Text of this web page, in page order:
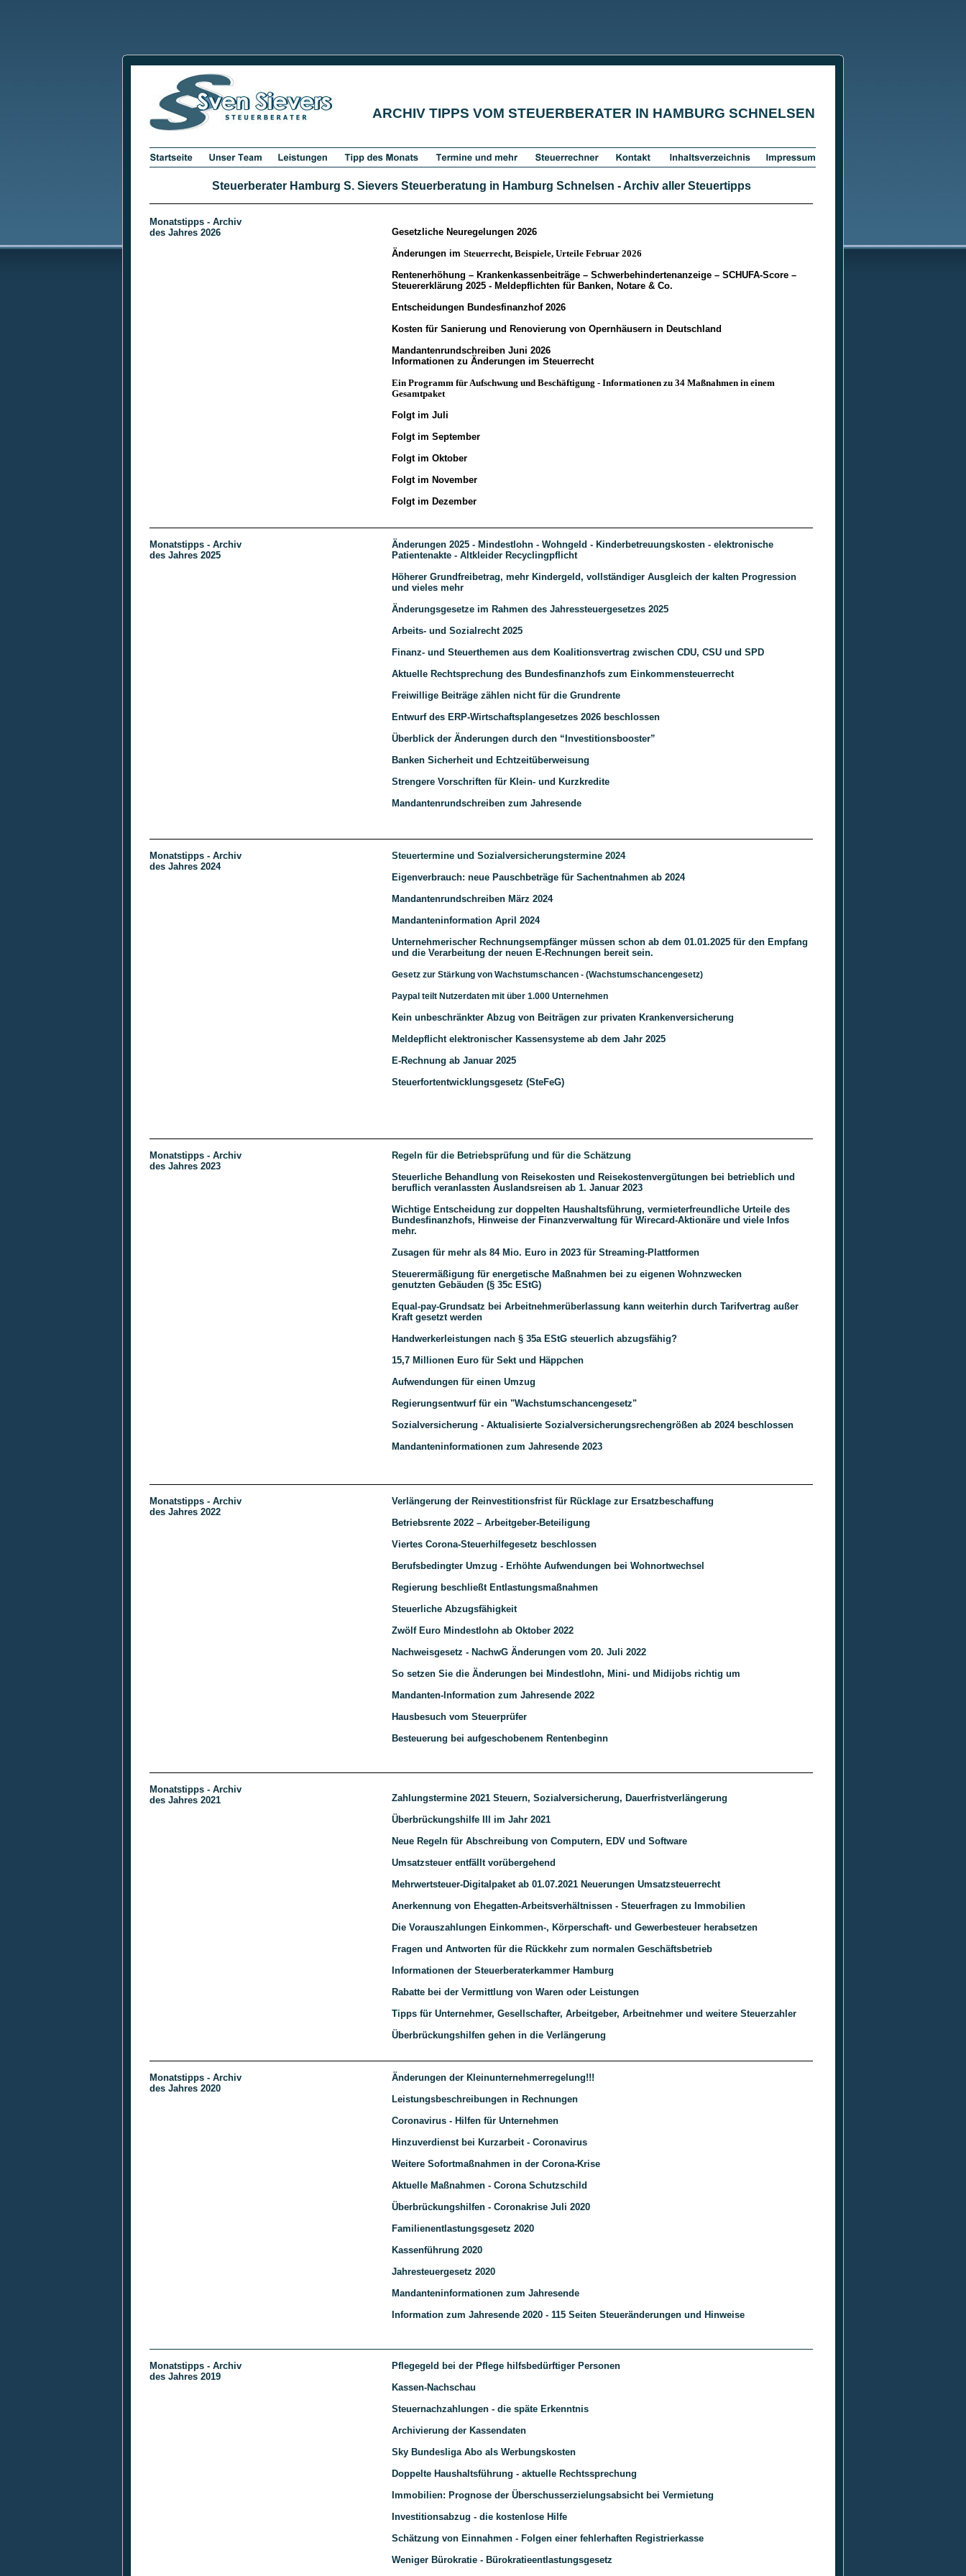
ARCHIV TIPPS VOM STEUERBERATER IN HAMBURG SCHNELSEN
Steuerberater Hamburg S. Sievers Steuerberatung in Hamburg Schnelsen - Archiv aller Steuertipps
Monatstipps - Archiv
des Jahres 2026
Gesetzliche Neuregelungen 2026
Änderungen im Steuerrecht, Beispiele, Urteile Februar 2026
Rentenerhöhung – Krankenkassenbeiträge – Schwerbehindertenanzeige – SCHUFA-Score –
Steuererklärung 2025 - Meldepflichten für Banken, Notare & Co.
Entscheidungen Bundesfinanzhof 2026
Kosten für Sanierung und Renovierung von Opernhäusern in Deutschland
Mandantenrundschreiben Juni 2026
Informationen zu Änderungen im Steuerrecht
Ein Programm für Aufschwung und Beschäftigung - Informationen zu 34 Maßnahmen in einem
Gesamtpaket
Folgt im Juli
Folgt im September
Folgt im Oktober
Folgt im November
Folgt im Dezember
Monatstipps - Archiv
des Jahres 2025
Änderungen 2025 - Mindestlohn - Wohngeld - Kinderbetreuungskosten - elektronische
Patientenakte - Altkleider Recyclingpflicht
Höherer Grundfreibetrag, mehr Kindergeld, vollständiger Ausgleich der kalten Progression
und vieles mehr
Änderungsgesetze im Rahmen des Jahressteuergesetzes 2025
Arbeits- und Sozialrecht 2025
Finanz- und Steuerthemen aus dem Koalitionsvertrag zwischen CDU, CSU und SPD
Aktuelle Rechtsprechung des Bundesfinanzhofs zum Einkommensteuerrecht
Freiwillige Beiträge zählen nicht für die Grundrente
Entwurf des ERP-Wirtschaftsplangesetzes 2026 beschlossen
Überblick der Änderungen durch den “Investitionsbooster”
Banken Sicherheit und Echtzeitüberweisung
Strengere Vorschriften für Klein- und Kurzkredite
Mandantenrundschreiben zum Jahresende
Monatstipps - Archiv
des Jahres 2024
Steuertermine und Sozialversicherungstermine 2024
Eigenverbrauch: neue Pauschbeträge für Sachentnahmen ab 2024
Mandantenrundschreiben März 2024
Mandanteninformation April 2024
Unternehmerischer Rechnungsempfänger müssen schon ab dem 01.01.2025 für den Empfang
und die Verarbeitung der neuen E-Rechnungen bereit sein.
Gesetz zur Stärkung von Wachstumschancen - (Wachstumschancengesetz)
Paypal teilt Nutzerdaten mit über 1.000 Unternehmen
Kein unbeschränkter Abzug von Beiträgen zur privaten Krankenversicherung
Meldepflicht elektronischer Kassensysteme ab dem Jahr 2025
E-Rechnung ab Januar 2025
Steuerfortentwicklungsgesetz (SteFeG)
Monatstipps - Archiv
des Jahres 2023
Regeln für die Betriebsprüfung und für die Schätzung
Steuerliche Behandlung von Reisekosten und Reisekostenvergütungen bei betrieblich und
beruflich veranlassten Auslandsreisen ab 1. Januar 2023
Wichtige Entscheidung zur doppelten Haushaltsführung, vermieterfreundliche Urteile des
Bundesﬁnanzhofs, Hinweise der Finanzverwaltung für Wirecard-Aktionäre und viele Infos
mehr.
Zusagen für mehr als 84 Mio. Euro in 2023 für Streaming-Plattformen
Steuerermäßigung für energetische Maßnahmen bei zu eigenen Wohnzwecken
genutzten Gebäuden (§ 35c EStG)
Equal-pay-Grundsatz bei Arbeitnehmerüberlassung kann weiterhin durch Tarifvertrag außer
Kraft gesetzt werden
Handwerkerleistungen nach § 35a EStG steuerlich abzugsfähig?
15,7 Millionen Euro für Sekt und Häppchen
Aufwendungen für einen Umzug
Regierungsentwurf für ein "Wachstumschancengesetz"
Sozialversicherung - Aktualisierte Sozialversicherungsrechengrößen ab 2024 beschlossen
Mandanteninformationen zum Jahresende 2023
Monatstipps - Archiv
des Jahres 2022
Verlängerung der Reinvestitionsfrist für Rücklage zur Ersatzbeschaffung
Betriebsrente 2022 – Arbeitgeber-Beteiligung
Viertes Corona-Steuerhilfegesetz beschlossen
Berufsbedingter Umzug - Erhöhte Aufwendungen bei Wohnortwechsel
Regierung beschließt Entlastungsmaßnahmen
Steuerliche Abzugsfähigkeit
Zwölf Euro Mindestlohn ab Oktober 2022
Nachweisgesetz - NachwG Änderungen vom 20. Juli 2022
So setzen Sie die Änderungen bei Mindestlohn, Mini- und Midijobs richtig um
Mandanten-lnformation zum Jahresende 2022
Hausbesuch vom Steuerprüfer
Besteuerung bei aufgeschobenem Rentenbeginn
Monatstipps - Archiv
des Jahres 2021
Zahlungstermine 2021 Steuern, Sozialversicherung, Dauerfristverlängerung
Überbrückungshilfe III im Jahr 2021
Neue Regeln für Abschreibung von Computern, EDV und Software
Umsatzsteuer entfällt vorübergehend
Mehrwertsteuer-Digitalpaket ab 01.07.2021 Neuerungen Umsatzsteuerrecht
Anerkennung von Ehegatten-Arbeitsverhältnissen - Steuerfragen zu Immobilien
Die Vorauszahlungen Einkommen-, Körperschaft- und Gewerbesteuer herabsetzen
Fragen und Antworten für die Rückkehr zum normalen Geschäftsbetrieb
Informationen der Steuerberaterkammer Hamburg
Rabatte bei der Vermittlung von Waren oder Leistungen
Tipps für Unternehmer, Gesellschafter, Arbeitgeber, Arbeitnehmer und weitere Steuerzahler
Überbrückungshilfen gehen in die Verlängerung
Monatstipps - Archiv
des Jahres 2020
Änderungen der Kleinunternehmerregelung!!!
Leistungsbeschreibungen in Rechnungen
Coronavirus - Hilfen für Unternehmen
Hinzuverdienst bei Kurzarbeit - Coronavirus
Weitere Sofortmaßnahmen in der Corona-Krise
Aktuelle Maßnahmen - Corona Schutzschild
Überbrückungshilfen - Coronakrise Juli 2020
Familienentlastungsgesetz 2020
Kassenführung 2020
Jahresteuergesetz 2020
Mandanteninformationen zum Jahresende
Information zum Jahresende 2020 - 115 Seiten Steueränderungen und Hinweise
Monatstipps - Archiv
des Jahres 2019
Pflegegeld bei der Pflege hilfsbedürftiger Personen
Kassen-Nachschau
Steuernachzahlungen - die späte Erkenntnis
Archivierung der Kassendaten
Sky Bundesliga Abo als Werbungskosten
Doppelte Haushaltsführung - aktuelle Rechtssprechung
Immobilien: Prognose der Überschusserzielungsabsicht bei Vermietung
Investitionsabzug - die kostenlose Hilfe
Schätzung von Einnahmen - Folgen einer fehlerhaften Registrierkasse
Weniger Bürokratie - Bürokratieentlastungsgesetz